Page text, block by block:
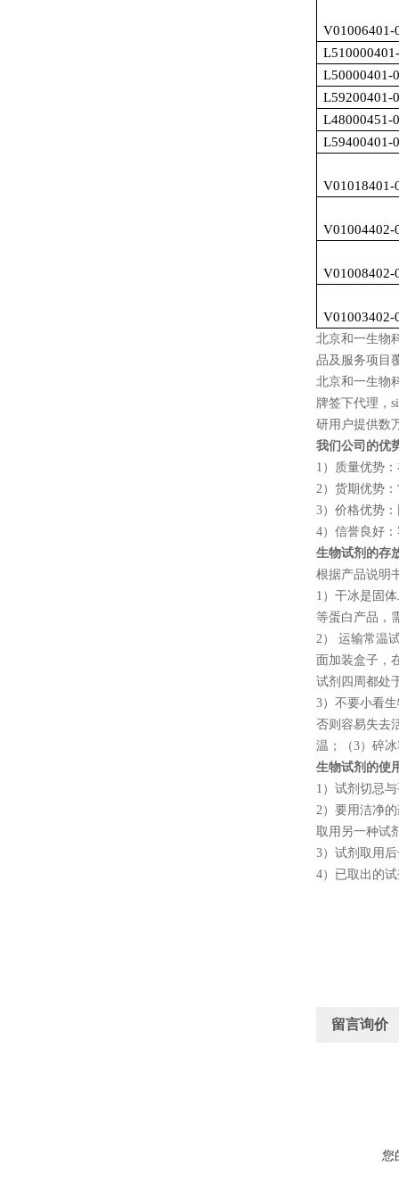
V01006401-
L50000401-
L59200401-
L48000451-
L59400401-
V01018401-
V01004402-
V01008402-
V01003402-
北京和一生物
品及服务项目
北京和一生物
牌签下代理，
研用户提供数
我们公司的优
1 ）质量优势
2）货期优势
3）价格优势
4）信誉良好
生物试剂的存
根据产品说明
1 ）干冰是固
等蛋白产品，
2） 运输常温
面加装盒子，
试剂四周都处
3）不要小看
否则容易失去
温；（3）碎
生物试剂的使
1 ）试剂切忌
2）要用洁净
取用另一种试
3）试剂取用
4）已取出的
留言询价
您